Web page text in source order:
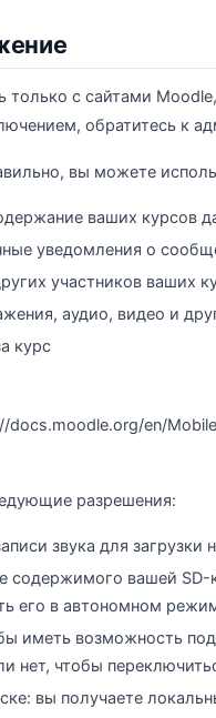
только с сайтами
обратитесь к
вы можете
ваших курсов
уведомления о
участников ваших
аудио, видео и
курс
en/
разрешения:
звука для загрузки
содержимого вашей SD-
его в автономном
иметь возможность
нет, чтобы
вы получаете